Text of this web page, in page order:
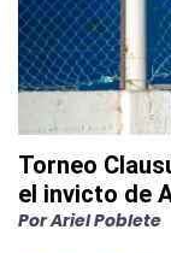
Torneo
el invicto de
PorAriel Poblete